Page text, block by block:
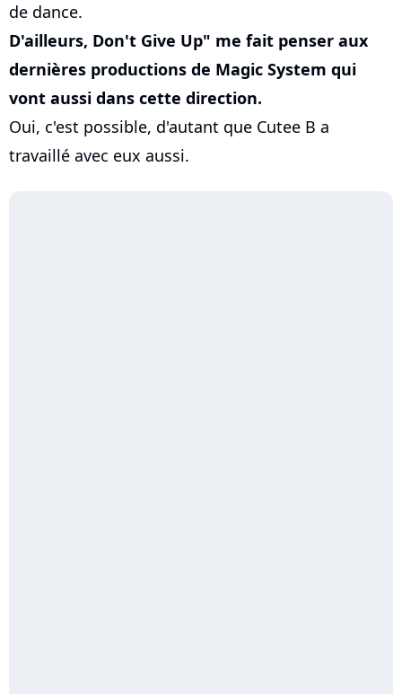
de dance.
D'ailleurs, Don't Give Up" me fait penser aux
dernières productions de Magic System qui
vont aussi dans cette direction.
Oui, c'est possible, d'autant que Cutee B a
travaillé avec eux aussi.